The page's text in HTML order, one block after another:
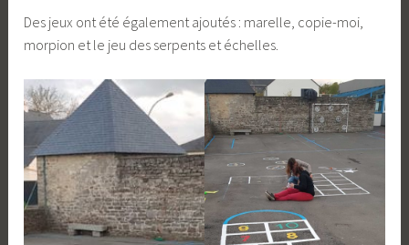
Des jeux ont été également ajoutés : marelle, copie-moi,
morpion et le jeu des serpents et échelles.